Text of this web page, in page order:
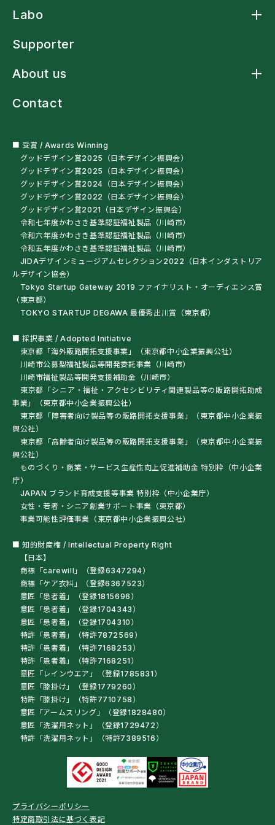
アームスリングケープ
アームスリング標準型
アームストラップシャツ
多機能レインウェア
ペットボトルオープナー
Labo
Supporter
About us
ニュース
会社概要
Contact
■ 受賞 / Awards Winning
グッドデザイン賞2025（日本デザイン振興会）
グッドデザイン賞2025（日本デザイン振興会）
グッドデザイン賞2024（日本デザイン振興会）
グッドデザイン賞2022（日本デザイン振興会）
グッドデザイン賞2021（日本デザイン振興会）
令和七年度かわさき基準認証福祉製品（川崎市）
令和六年度かわさき基準認証福祉製品（川崎市）
令和五年度かわさき基準認証福祉製品（川崎市）
JIDAデザインミュージアムセレクション2022（日本インダストリア
ルデザイン協会）
Tokyo Startup Gateway 2019 ファイナリスト・オーディエンス賞
（東京都）
TOKYO STARTUP DEGAWA 最優秀出川賞（東京都）
■ 採択事業 / Adopted Initiative
東京都「海外販路開拓支援事業」（東京都中小企業振興公社）
川崎市公募型福祉製品等開発委託事業（川崎市）
川崎市福祉製品等開発支援補助金（川崎市）
東京都「シニア・福祉・アクセシビリティ関連製品等の販路開拓助成
事業」（東京都中小企業振興公社）
東京都「障害者向け製品等の販路開拓支援事業」（東京都中小企業振
興公社）
東京都「高齢者向け製品等の販路開拓支援事業」（東京都中小企業振
興公社）
ものづくり・商業・サービス生産性向上促進補助金 特別枠（中小企業
庁）
JAPAN ブランド育成支援等事業 特別枠（中小企業庁）
女性・若者・シニア創業サポート事業（東京都）
事業可能性評価事業（東京都中小企業振興公社）
■ 知的財産権 / Intellectual Property Right
【日本】
商標「carewill」（登録6347294）
商標「ケア衣料」（登録6367523）
意匠「患者着」（登録1815696）
意匠「患者着」（登録1704343）
意匠「患者着」（登録1704310）
特許「患者着」（特許7872569）
特許「患者着」（特許7168253）
特許「患者着」（特許7168251）
意匠「レインウエア」（登録1785831）
意匠「膝掛け」（登録1779260）
特許「膝掛け」（特許7710758）
意匠「アームスリング」（登録1828480）
意匠「洗濯用ネット」（登録1729472）
特許「洗濯用ネット」（特許7389516）
プライバシーポリシー
特定商取引法に基づく表記